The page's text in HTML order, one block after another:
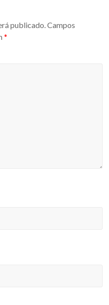
publicado.Campos
*